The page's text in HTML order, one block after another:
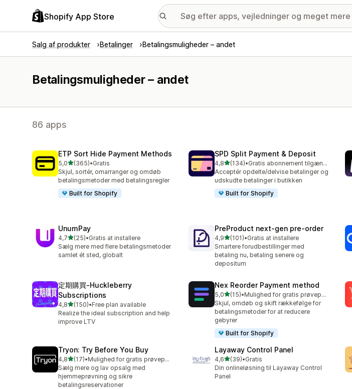
Shopify App Store
Salg af produkter Betalinger Betalingsmuligheder – andet
Betalingsmuligheder – andet
86 apps
ETP Sort Hide Payment Methods
5,0ud af 5 stjerner
(365)
365 anmeldelser i alt
•Gratis
Skjul, sortér, omarranger og omdøb
betalingsmetoder med betalingsregler
Built for Shopify
SPD Split Payment & Deposit
4,8ud af 5 stjerner
(134)
134 anmeldelser i alt
•
Gratis abonnement tilgængeligt
Acceptér opdelte/delvise betalinger og
udskudte betalinger i butikken
Built for Shopify
UnumPay
4,7ud af 5 stjerner
(25)
25 anmeldelser i alt
•Gratis at installere
Sælg mere med flere betalingsmetoder
samlet ét sted, globalt
PreProduct next‑gen pre‑order
4,9ud af 5 stjerner
(101)
101 anmeldelser i alt
•Gratis at installere
Smartere forudbestillinger med
betaling nu, betaling senere og
depositum
定期購買‑Huckleberry
Subscriptions
4,8ud af 5 stjerner
(150)
150 anmeldelser i alt
•Free plan available
Realize the ideal subscription and help
improve LTV
Nex Reorder Payment method
5,0ud af 5 stjerner
(15)
15 anmeldelser i alt
•
Mulighed for gratis prøveperiode
Skjul, omdøb og skift rækkefølge for
betalingsmetoder for at reducere
gebyrer
Built for Shopify
Tryon: Try Before You Buy
4,8ud af 5 stjerner
(17)
17 anmeldelser i alt
•
Mulighed for gratis prøveperiode
Sælg mere og lav opsalg med
hjemmeprøvning og sikre
betalingsreservationer
Layaway Control Panel
4,6ud af 5 stjerner
(39)
39 anmeldelser i alt
•Gratis
Din onlineløsning til Layaway Control
Panel